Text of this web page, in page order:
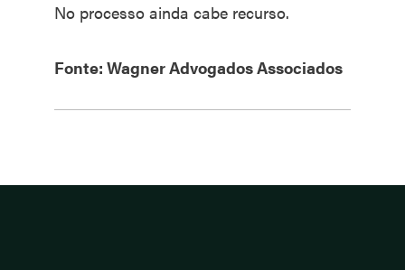
No processo ainda cabe recurso.
Fonte: Wagner Advogados Associados